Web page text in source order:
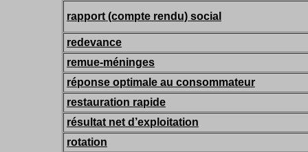
rapport (compte rendu) social
redevance
remue-méninges
réponse optimale au consommateur
restauration rapide
résultat net d’exploitation
rotation